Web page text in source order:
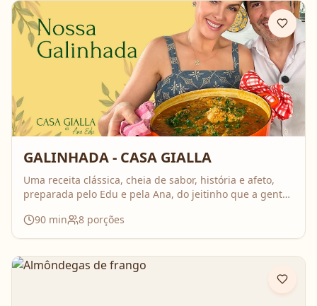
GALINHADA - CASA GIALLA
Uma receita clássica, cheia de sabor, história e afeto,
preparada pelo Edu e pela Ana, do jeitinho que a gente
Nesse vídeo, compartilham o passo a passo completo da
galinhada, com dicas importantes para deixar o frango
perfuma a casa inteira. É daquelas receitas que reúnem
90 min 8 porções